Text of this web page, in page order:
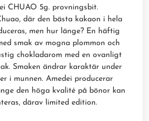
CHUAO 5g. provningsbit.
där den bästa kakaon i hela
men hur länge? En häftig
smak av mogna plommon och
chokladarom med en ovanligt
Smaken ändrar karaktär under
i munnen. Amedei producerar
den höga kvalité på bönor kan
därav limited edition.